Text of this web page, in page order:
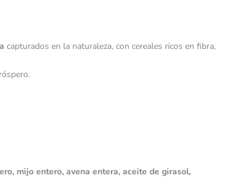
capturados en la naturaleza, con cereales ricos en fibra,
mijo entero, avena entera, aceite de girasol,